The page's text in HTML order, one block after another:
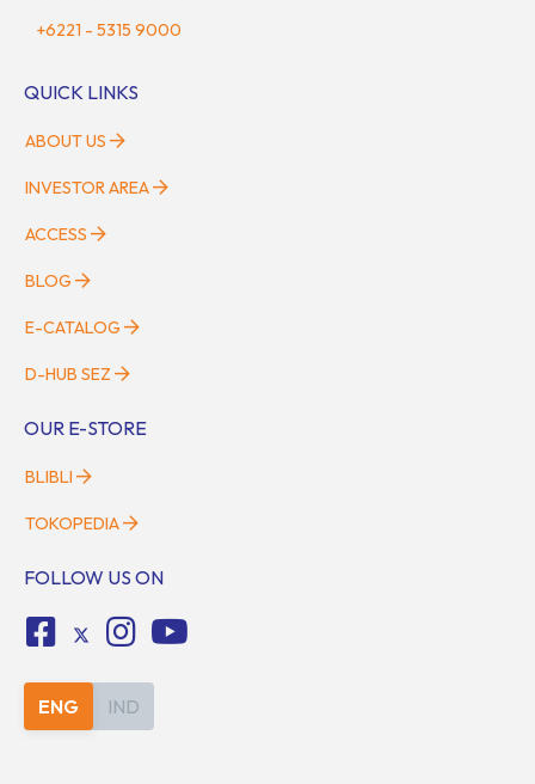
+6221 - 5315 9000
QUICK LINKS
ABOUT US
INVESTOR AREA
ACCESS
BLOG
E-CATALOG
D-HUB SEZ
OUR E-STORE
BLIBLI
TOKOPEDIA
FOLLOW US ON
ENG IND